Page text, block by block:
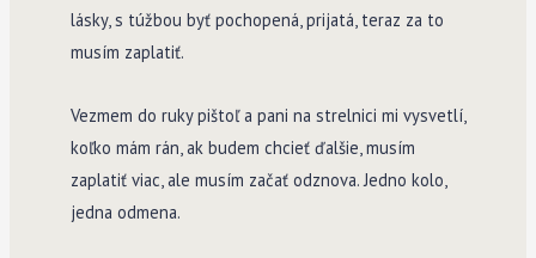
lásky, s túžbou byť pochopená, prijatá, teraz za to
musím zaplatiť.
Vezmem do ruky pištoľ a pani na strelnici mi vysvetlí,
koľko mám rán, ak budem chcieť ďalšie, musím
zaplatiť viac, ale musím začať odznova. Jedno kolo,
jedna odmena.